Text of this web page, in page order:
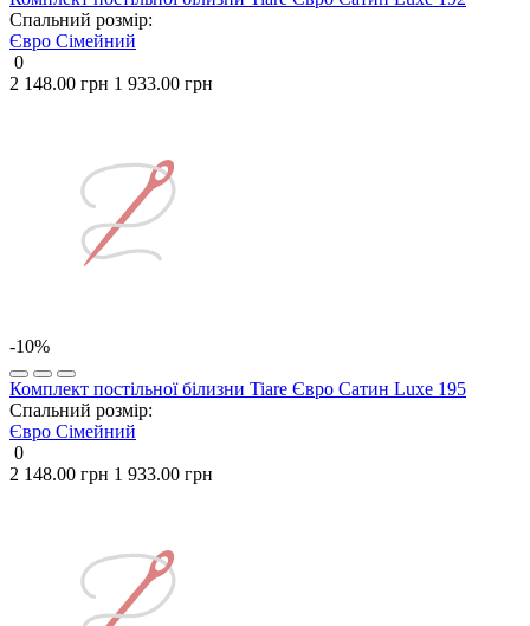
Спальний розмір:
Євро Сімейний
0
2 148.00 грн 1 933.00 грн
-10%
Комплект постільної білизни Tiare Євро Сатин Luxe 195
Спальний розмір:
Євро Сімейний
0
2 148.00 грн 1 933.00 грн